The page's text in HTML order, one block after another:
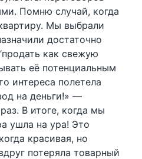
Помню случай, когда
Мы выбрали
достаточно
как свежую
её потенциальным
интереса полетела
на деньги!» —
В итоге, когда мы
ушла на ура! Это
красивая, но
потеряла товарный